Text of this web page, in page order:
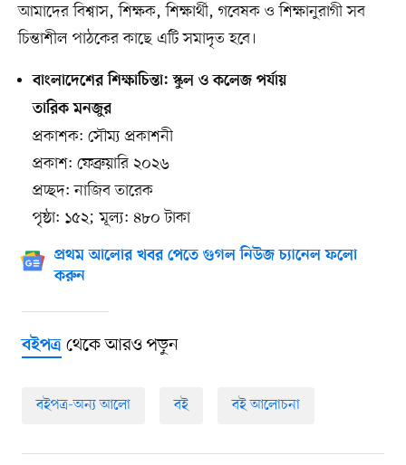
আমাদের বিশ্বাস, শিক্ষক, শিক্ষার্থী, গবেষক ও শিক্ষানুরাগী সব
চিন্তাশীল পাঠকের কাছে এটি সমাদৃত হবে।
বাংলাদেশের শিক্ষাচিন্তা: স্কুল ও কলেজ পর্যায়
তারিক মনজুর
প্রকাশক: সৌম্য প্রকাশনী
প্রকাশ: ফেব্রুয়ারি ২০২৬
প্রচ্ছদ: নাজিব তারেক
পৃষ্ঠা: ১৫২; মূল্য: ৪৮০ টাকা
প্রথম আলোর খবর পেতে গুগল নিউজ চ্যানেল ফলো
করুন
বইপত্রথেকে আরও পড়ুন
বইপত্র-অন্য আলো বই বই আলোচনা